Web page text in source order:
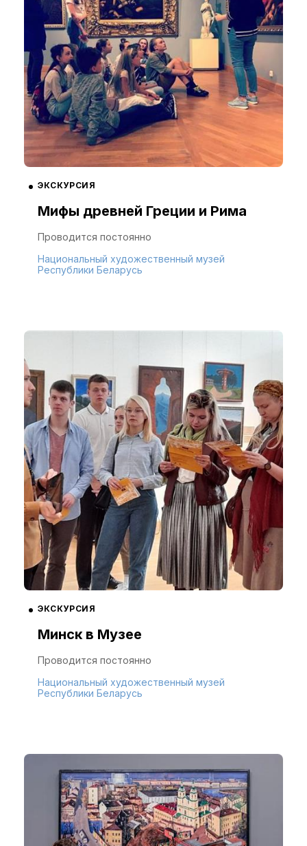
ЭКСКУРСИЯ
Мифы древней Греции и Рима
Проводится постоянно
Национальный художественный музей
Республики Беларусь
ЭКСКУРСИЯ
Минск в Музее
Проводится постоянно
Национальный художественный музей
Республики Беларусь